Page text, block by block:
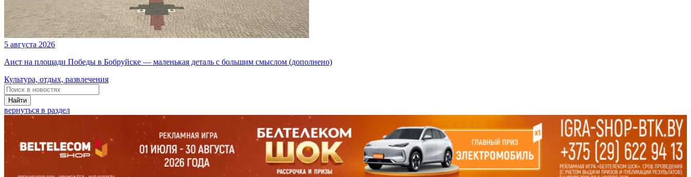
5 августа 2026
Аист на площади Победы в Бобруйске — маленькая деталь с большим смыслом (дополнено)
Культура, отдых, развлечения
Найти
вернуться в раздел